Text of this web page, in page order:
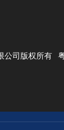
公司版权所有